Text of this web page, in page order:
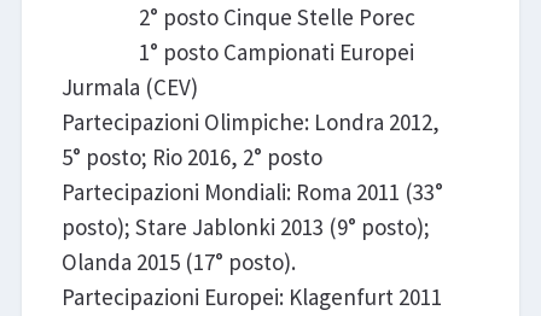
2° posto Cinque Stelle Porec
1° posto Campionati Europei
Jurmala (CEV)
Partecipazioni Olimpiche: Londra 2012,
5° posto; Rio 2016, 2° posto
Partecipazioni Mondiali: Roma 2011 (33°
posto); Stare Jablonki 2013 (9° posto);
Olanda 2015 (17° posto).
Partecipazioni Europei: Klagenfurt 2011